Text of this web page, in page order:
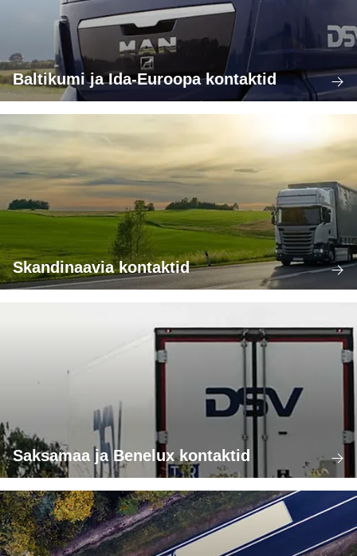
Baltikumi ja Ida-Euroopa kontaktid
Skandinaavia kontaktid
Saksamaa ja Benelux kontaktid